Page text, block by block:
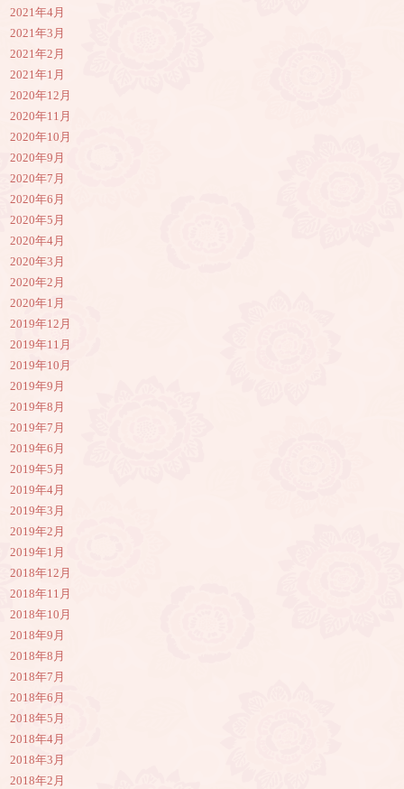
2021年4月
2021年3月
2021年2月
2021年1月
2020年12月
2020年11月
2020年10月
2020年9月
2020年7月
2020年6月
2020年5月
2020年4月
2020年3月
2020年2月
2020年1月
2019年12月
2019年11月
2019年10月
2019年9月
2019年8月
2019年7月
2019年6月
2019年5月
2019年4月
2019年3月
2019年2月
2019年1月
2018年12月
2018年11月
2018年10月
2018年9月
2018年8月
2018年7月
2018年6月
2018年5月
2018年4月
2018年3月
2018年2月